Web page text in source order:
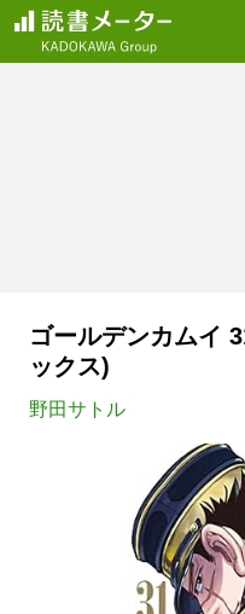
ゴールデンカムイ
ックス)
野田サトル